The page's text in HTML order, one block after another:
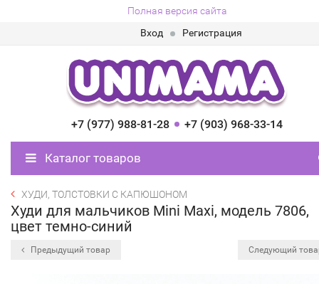
Полная версия сайта
Вход
Регистрация
+7 (977) 988-81-28 +7 (903) 968-33-14
Каталог товаров
ХУДИ, ТОЛСТОВКИ С КАПЮШОНОМ
Худи для мальчиков Mini Maxi, модель 7806,
цвет темно-синий
Предыдущий товар Следующий